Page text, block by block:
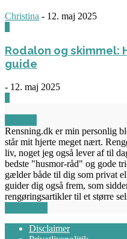
Christina - 12. maj 2025
Rodalon og skimmel:
guide
- 12. maj 2025
Rensning.dk er min personlig
står mit hjerte meget nært.
liv, noget jeg også lever af til
bedste "husmor-råd" og gode
gælder både til dig som privat
guider dig også frem, som
rengøringsartikler til et større
Disclaimer